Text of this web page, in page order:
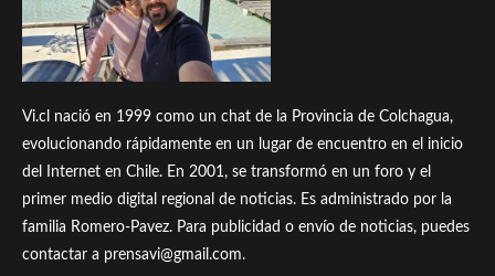
Vi.cl nació en 1999 como un chat de la Provincia de Colchagua,
evolucionando rápidamente en un lugar de encuentro en el inicio
del Internet en Chile. En 2001, se transformó en un foro y el
primer medio digital regional de noticias. Es administrado por la
familia Romero-Pavez. Para publicidad o envío de noticias, puedes
contactar a prensavi@gmail.com.